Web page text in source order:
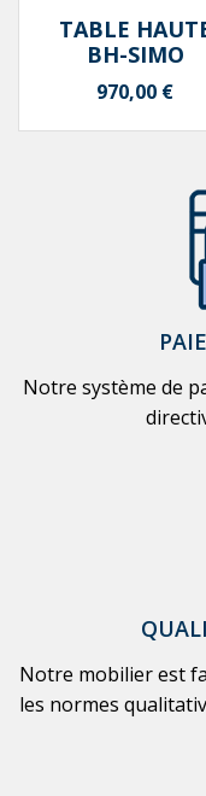
TABLE
BH-SIMO
Prix
970,00 €
Notre système de
Notre mobilier est
les normes